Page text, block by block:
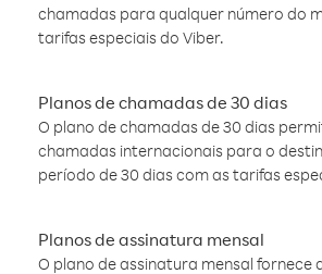
chamadas para qualquer número do
tarifas especiais do Viber.
Planos de chamadas de 30 dias
O plano de chamadas de 30 dias
chamadas internacionais para o
período de 30 dias com as tarifas
Planos de assinatura mensal
O plano de assinatura mensal fornece